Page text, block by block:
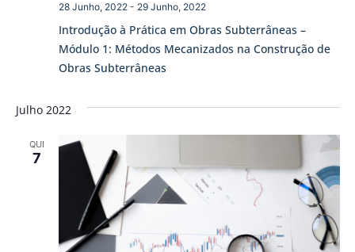
Introdução à Prática em Obras Subterrâneas –
Módulo 1: Métodos Mecanizados na Construção de
Obras Subterrâneas
28 Junho, 2022- 29 Junho, 2022
Julho 2022
QUI
7